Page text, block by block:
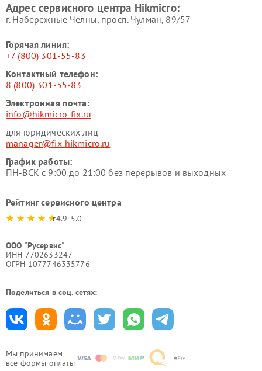
Мы принимаем
все формы оплаты
Адрес сервисного центра Hikmicro:
г. Набережные Челны, просп. Чулман, 89/57
Горячая линия:
+7 (800) 301-55-83
Контактный телефон:
8 (800) 301-55-83
Электронная почта:
info@hikmicro-fix.ru
для юридических лиц
manager@fix-hikmicro.ru
График работы:
ПН-ВСК с 9:00 до 21:00 без перерывов и выходных
Рейтинг сервисного центра
4.9-5.0
ООО "Русервис"
ИНН 7702633247
ОГРН 1077746335776
Поделиться в соц. сетях: